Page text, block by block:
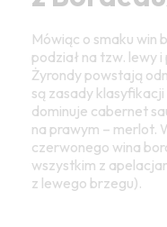
Mówiąc o smaku win
podział na tzw. lewy
Żyrondy powstają
są zasady
dominuje cabernet
na prawym – merlot.
czerwonego wina
wszystkim z
z lewego brzegu).